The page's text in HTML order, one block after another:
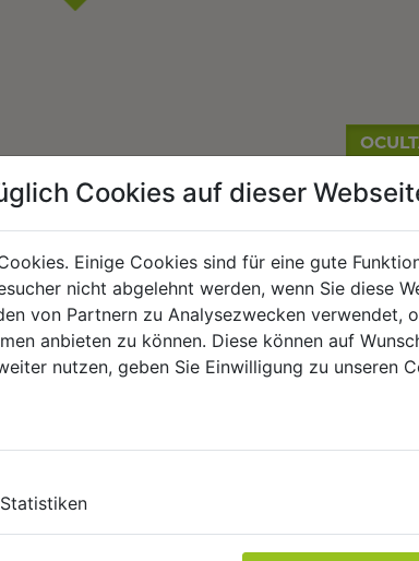
o escríbanos un mensaje. Este se puede
Cookies auf dieser
Einige Cookies sind für eine gute
nicht abgelehnt werden, wenn Sie diese
von Partnern zu Analysezwecken verwendet,
anbieten zu können. Diese können auf
nutzen, geben Sie Einwilligung zu unseren
Statistiken